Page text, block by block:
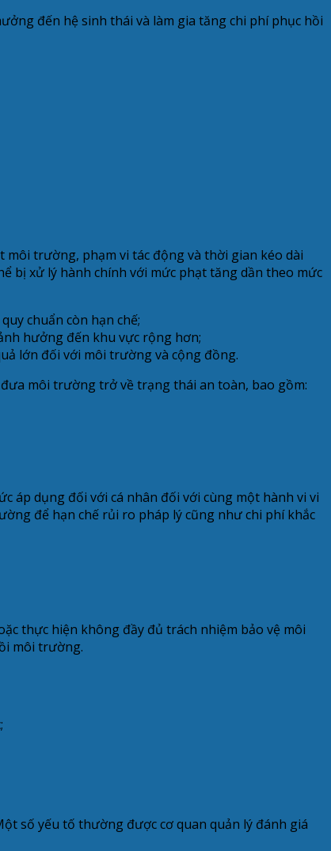
đến hệ sinh thái và làm gia tăng chi phí phục hồi
trường, phạm vi tác động và thời gian kéo dài
bị xử lý hành chính với mức phạt tăng dần theo mức
chuẩn còn hạn chế;
hưởng đến khu vực rộng hơn;
lớn đối với môi trường và cộng đồng.
môi trường trở về trạng thái an toàn, bao gồm:
áp dụng đối với cá nhân đối với cùng một hành vi vi
để hạn chế rủi ro pháp lý cũng như chi phí khắc
thực hiện không đầy đủ trách nhiệm bảo vệ môi
môi trường.
số yếu tố thường được cơ quan quản lý đánh giá